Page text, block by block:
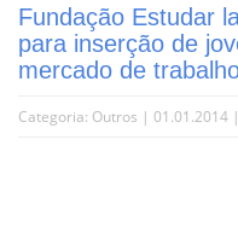
Fundação Estudar
para inserção de
mercado de
Categoria: Outros | 01.01.2014 |